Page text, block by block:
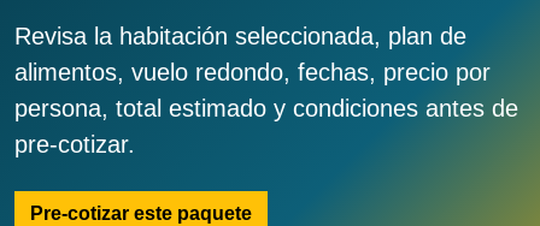
Revisa la habitación seleccionada, plan de
alimentos, vuelo redondo, fechas, precio por
persona, total estimado y condiciones antes de
pre-cotizar.
Pre-cotizar este paquete